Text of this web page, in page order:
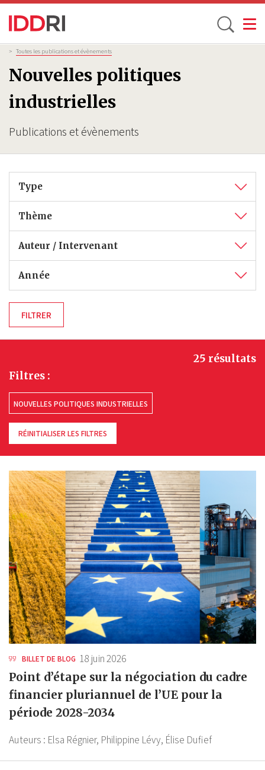
Aller
au
contenu
principal
Toggle
Nouvelles politiques
industrielles
Publications et évènements
Fil
d'Ariane
> Toutes les publications et évènements
Type
Thème
Auteur / Intervenant
Année
Filtres :
NOUVELLES POLITIQUES INDUSTRIELLES
RÉINITIALISER LES FILTRES
25 résultats
BILLET DE BLOG 18 juin 2026
Point d’étape sur la négociation du cadre
financier pluriannuel de l’UE pour la
période 2028-2034
Auteurs : Elsa Régnier, Philippine Lévy, Élise Dufief